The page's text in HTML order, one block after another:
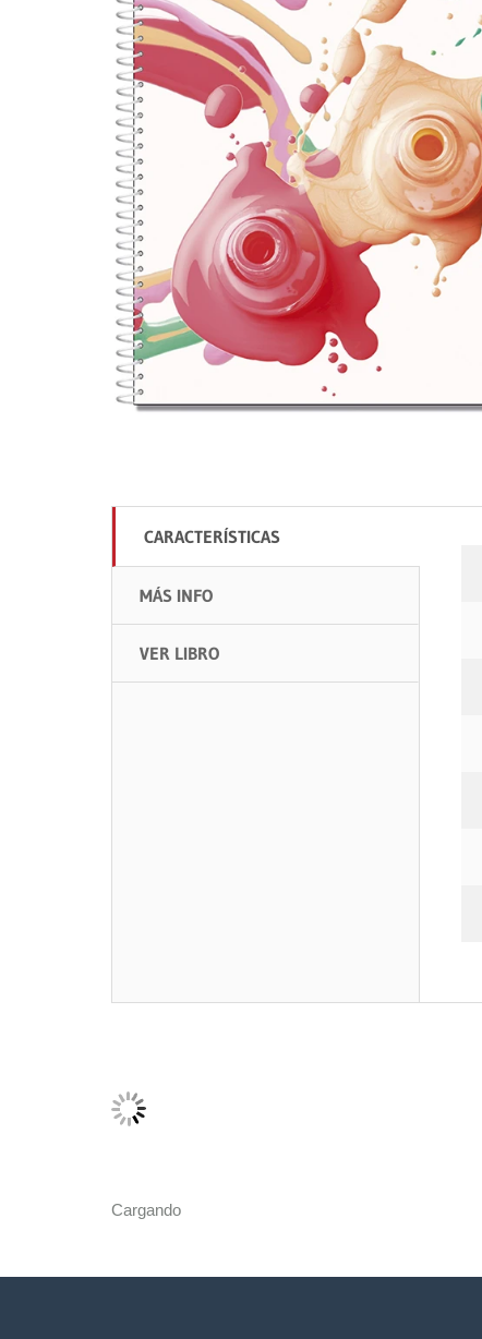
CARACTERÍSTICAS
MÁS INFO
VER LIBRO
Cargando